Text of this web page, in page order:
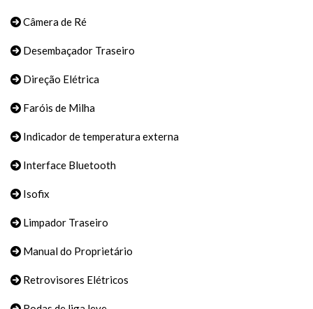
Câmera de Ré
Desembaçador Traseiro
Direção Elétrica
Faróis de Milha
Indicador de temperatura externa
Interface Bluetooth
Isofix
Limpador Traseiro
Manual do Proprietário
Retrovisores Elétricos